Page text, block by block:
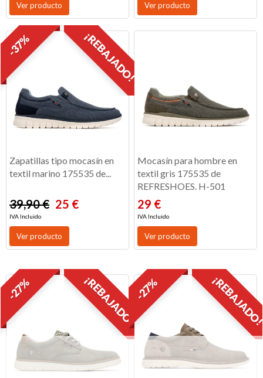
Ver producto Ver producto
¡REBAJADO!
-37%
Zapatillas tipo mocasín en
textil marino 175535 de...
39,90 € 25 €
IVA Incluido
Ver producto
Mocasín para hombre en
textil gris 175535 de
REFRESHOES. H-501
29 €
IVA Incluido
Ver producto
¡REBAJADO!
-27% -27%